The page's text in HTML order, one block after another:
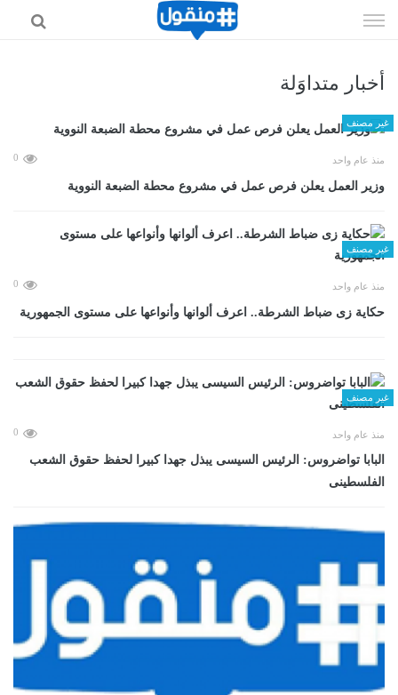
الى
أخبار متداوَلة
غير مصنف
منذ عام واحد 0
وزير العمل يعلن فرص عمل في مشروع محطة الضبعة النووية
غير مصنف
منذ عام واحد 0
حكاية زى ضباط الشرطة.. اعرف ألوانها وأنواعها على مستوى الجمهورية
غير مصنف
منذ عام واحد 0
البابا تواضروس: الرئيس السيسى يبذل جهدا كبيرا لحفظ حقوق الشعب
الفلسطينى